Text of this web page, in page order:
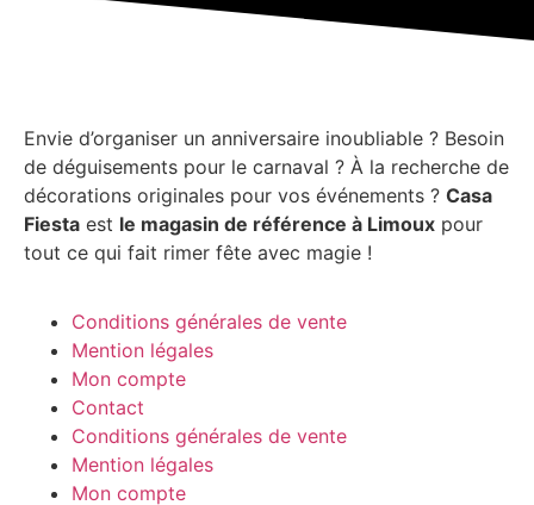
Envie d’organiser un anniversaire inoubliable ? Besoin
de déguisements pour le carnaval ? À la recherche de
décorations originales pour vos événements ? Casa
Fiesta est le magasin de référence à Limoux pour
tout ce qui fait rimer fête avec magie !
Conditions générales de vente
Mention légales
Mon compte
Contact
Conditions générales de vente
Mention légales
Mon compte